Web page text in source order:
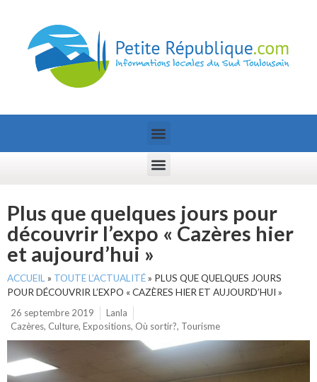
Plus que quelques jours pour
découvrir l’expo « Cazères hier
et aujourd’hui »
ACCUEIL » TOUTE L’ACTUALITÉ» PLUS QUE QUELQUES JOURS
POUR DÉCOUVRIR L’EXPO « CAZÈRES HIER ET AUJOURD’HUI »
26 septembre 2019
Lanla
Cazères, Culture, Expositions, Où sortir?, Tourisme